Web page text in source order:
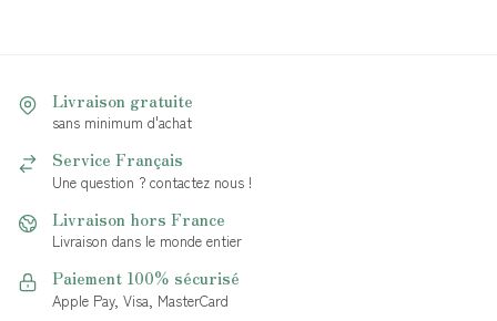
Livraison gratuite
sans minimum d'achat
Service Français
Une question ? contactez nous !
Livraison hors France
Livraison dans le monde entier
Paiement 100% sécurisé
Apple Pay, Visa, MasterCard